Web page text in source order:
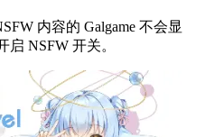
内容的 Galgame 不会显
NSFW 开关。